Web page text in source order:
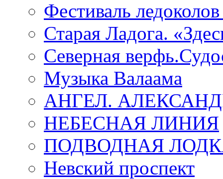
Фестиваль
Старая Ладога.
Северная
Музыка Валаама
АНГЕЛ.
НЕБЕСНАЯ ЛИНИЯ
ПОДВОДНАЯ
Невский проспект